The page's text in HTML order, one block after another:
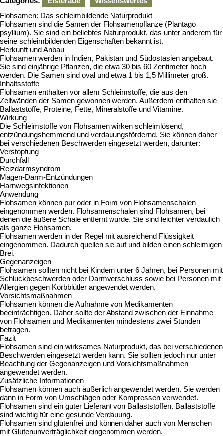
Flohsamen: Das schleimbildende Naturprodukt
Flohsamen sind die Samen der Flohsamenpflanze (Plantago
psyllium). Sie sind ein beliebtes Naturprodukt, das unter anderem für
seine schleimbildenden Eigenschaften bekannt ist.
Herkunft und Anbau
Flohsamen werden in Indien, Pakistan und Südostasien angebaut.
Sie sind einjährige Pflanzen, die etwa 30 bis 60 Zentimeter hoch
werden. Die Samen sind oval und etwa 1 bis 1,5 Millimeter groß.
Inhaltsstoffe
Flohsamen enthalten vor allem Schleimstoffe, die aus den
Zellwänden der Samen gewonnen werden. Außerdem enthalten sie
Ballaststoffe, Proteine, Fette, Mineralstoffe und Vitamine.
Wirkung
Die Schleimstoffe von Flohsamen wirken schleimlösend,
entzündungshemmend und verdauungsfördernd. Sie können daher
bei verschiedenen Beschwerden eingesetzt werden, darunter:
Verstopfung
Durchfall
Reizdarmsyndrom
Magen-Darm-Entzündungen
Harnwegsinfektionen
Anwendung
Flohsamen können pur oder in Form von Flohsamenschalen
eingenommen werden. Flohsamenschalen sind Flohsamen, bei
denen die äußere Schale entfernt wurde. Sie sind leichter verdaulich
als ganze Flohsamen.
Flohsamen werden in der Regel mit ausreichend Flüssigkeit
eingenommen. Dadurch quellen sie auf und bilden einen schleimigen
Brei.
Gegenanzeigen
Flohsamen sollten nicht bei Kindern unter 6 Jahren, bei Personen mit
Schluckbeschwerden oder Darmverschluss sowie bei Personen mit
Allergien gegen Korbblütler angewendet werden.
Vorsichtsmaßnahmen
Flohsamen können die Aufnahme von Medikamenten
beeinträchtigen. Daher sollte der Abstand zwischen der Einnahme
von Flohsamen und Medikamenten mindestens zwei Stunden
betragen.
Fazit
Flohsamen sind ein wirksames Naturprodukt, das bei verschiedenen
Beschwerden eingesetzt werden kann. Sie sollten jedoch nur unter
Beachtung der Gegenanzeigen und Vorsichtsmaßnahmen
angewendet werden.
Zusätzliche Informationen
Flohsamen können auch äußerlich angewendet werden. Sie werden
dann in Form von Umschlägen oder Kompressen verwendet.
Flohsamen sind ein guter Lieferant von Ballaststoffen. Ballaststoffe
sind wichtig für eine gesunde Verdauung.
Flohsamen sind glutenfrei und können daher auch von Menschen
mit Glutenunverträglichkeit eingenommen werden.